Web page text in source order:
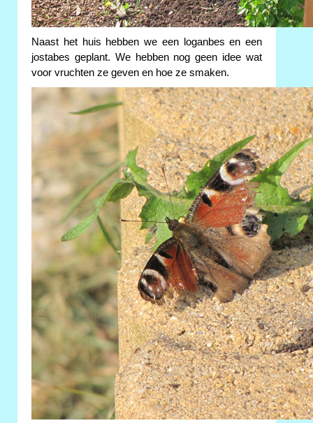
Naast het huis hebben we een loganbes en een
jostabes geplant. We hebben nog geen idee wat
voor vruchten ze geven en hoe ze smaken.